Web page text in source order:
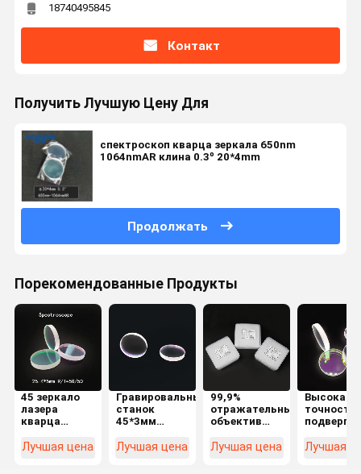
18740495845
Контакт
Получить Лучшую Цену Для
спектроскоп кварца зеркала 650nm
1064nmAR клина 0.3º 20*4mm
Продолжать
Порекомендованные Продукты
45 зеркало
лазера
кварца
степени
Лучшая цена
Гравировальный
станок
45*3мм
лазера 40/20
Лучшая цена
99,9%
отражательный
объектив
40*3мм Х-
Лучшая цена
Высокая
точность
подвергая
Лучшая